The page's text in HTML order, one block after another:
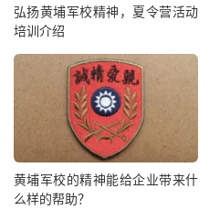
弘扬黄埔军校精神，夏令营活动
培训介绍
黄埔军校的精神能给企业带来什
么样的帮助？